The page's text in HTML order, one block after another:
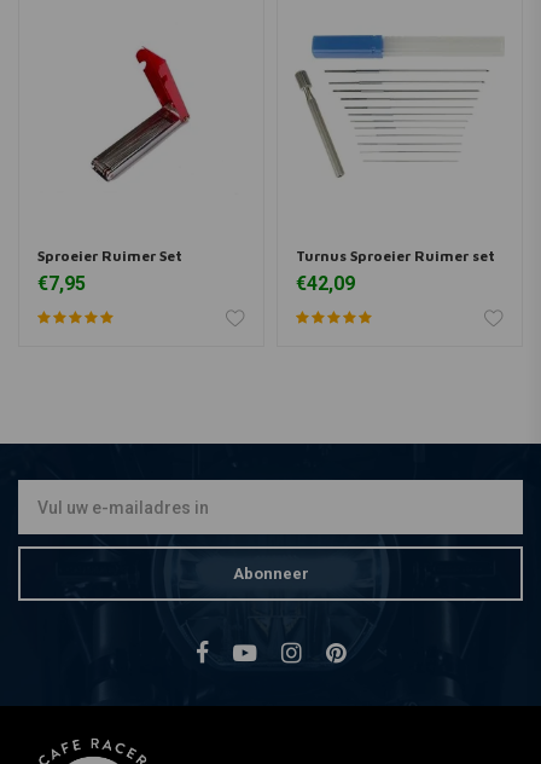
Sproeier Ruimer Set
€7,95
Turnus Sproeier Ruimer set
€42,09
Abonneer